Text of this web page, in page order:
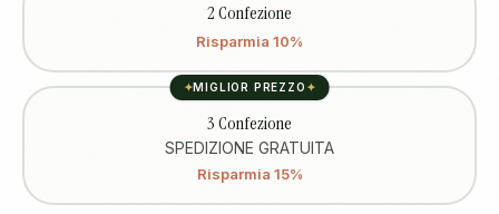
2 Confezione
Risparmia 10%
✦MIGLIOR PREZZO ✦
3 Confezione
SPEDIZIONE GRATUITA
Risparmia 15%